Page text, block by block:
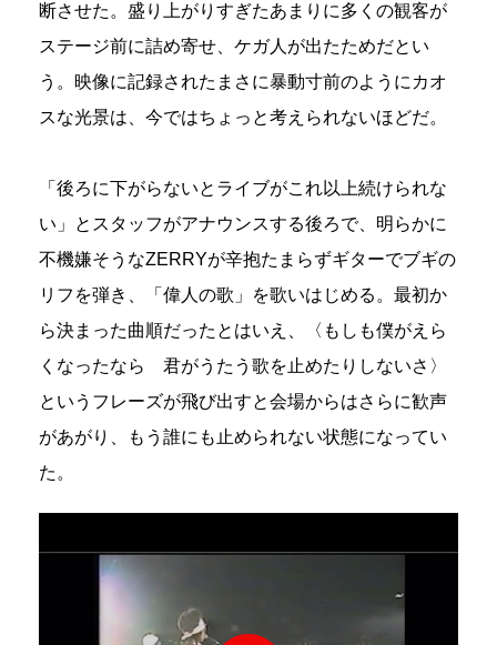
断させた。盛り上がりすぎたあまりに多くの観客が
ステージ前に詰め寄せ、ケガ人が出たためだとい
う。映像に記録されたまさに暴動寸前のようにカオ
スな光景は、今ではちょっと考えられないほどだ。
「後ろに下がらないとライブがこれ以上続けられな
い」とスタッフがアナウンスする後ろで、明らかに
不機嫌そうなZERRYが辛抱たまらずギターでブギの
リフを弾き、「偉人の歌」を歌いはじめる。最初か
ら決まった曲順だったとはいえ、〈もしも僕がえら
くなったなら 君がうたう歌を止めたりしないさ〉
というフレーズが飛び出すと会場からはさらに歓声
があがり、もう誰にも止められない状態になってい
た。